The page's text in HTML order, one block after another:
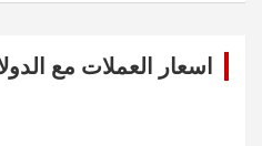
اسعار العملات مع